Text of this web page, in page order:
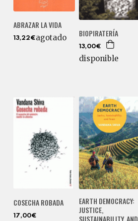
ABRAZAR LA VIDA
13,22€agotado BIOPIRATERÍA
13,00€
disponible
COSECHA ROBADA
17,00€
EARTH DEMOCRACY:
JUSTICE,
SUSTAINABILITY, AND